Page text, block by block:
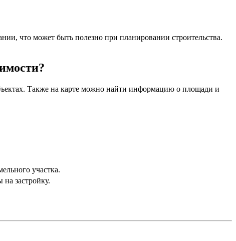
что может быть полезно при планировании строительства.
Также на карте можно найти информацию о площади и
участка.
застройку.